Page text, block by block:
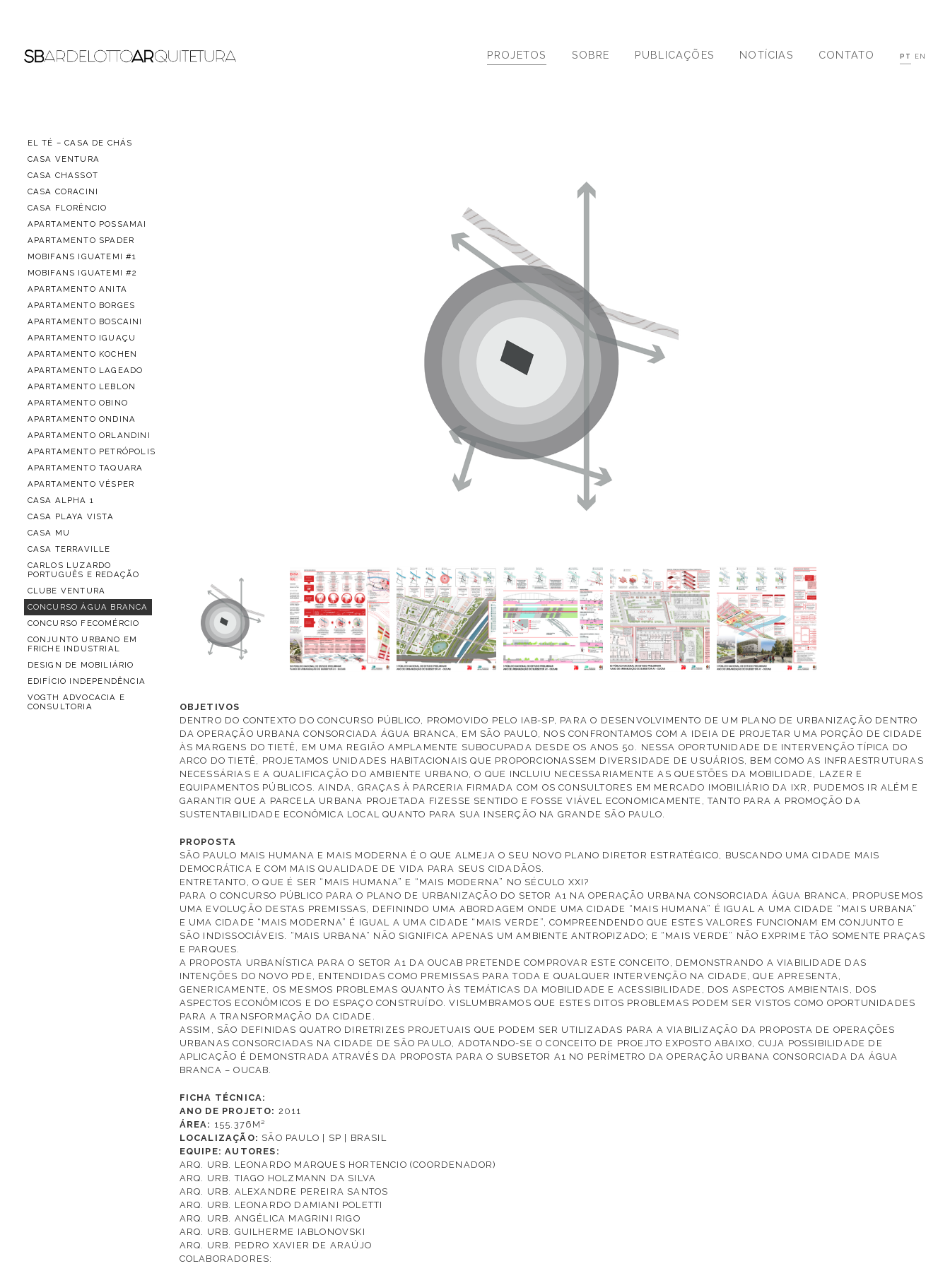
PROJETOS SOBRE PUBLICAÇÕES NOTÍCIAS CONTATO PT EN
EL TÉ – CASA DE CHÁS
CASA VENTURA
CASA CHASSOT
CASA CORACINI
CASA FLORÊNCIO
APARTAMENTO POSSAMAI
APARTAMENTO SPADER
MOBIFANS IGUATEMI #1
MOBIFANS IGUATEMI #2
APARTAMENTO ANITA
APARTAMENTO BORGES
APARTAMENTO BOSCAINI
APARTAMENTO IGUAÇU
APARTAMENTO KOCHEN
APARTAMENTO LAGEADO
APARTAMENTO LEBLON
APARTAMENTO OBINO
APARTAMENTO ONDINA
APARTAMENTO ORLANDINI
APARTAMENTO PETRÓPOLIS
APARTAMENTO TAQUARA
APARTAMENTO VÉSPER
CASA ALPHA 1
CASA PLAYA VISTA
CASA MU
CASA TERRAVILLE
CARLOS LUZARDO
PORTUGUÊS E REDAÇÃO
CLUBE VENTURA
CONCURSO ÁGUA BRANCA
CONCURSO FECOMÉRCIO
CONJUNTO URBANO EM
FRICHE INDUSTRIAL
DESIGN DE MOBILIÁRIO
EDIFÍCIO INDEPENDÊNCIA
VOGTH ADVOCACIA E
CONSULTORIA
OBJETIVOS
DENTRO DO CONTEXTO DO CONCURSO PÚBLICO, PROMOVIDO PELO IAB-SP, PARA O DESENVOLVIMENTO DE UM PLANO DE URBANIZAÇÃO DENTRO
DA OPERAÇÃO URBANA CONSORCIADA ÁGUA BRANCA, EM SÃO PAULO, NOS CONFRONTAMOS COM A IDEIA DE PROJETAR UMA PORÇÃO DE CIDADE
ÀS MARGENS DO TIETÊ, EM UMA REGIÃO AMPLAMENTE SUBOCUPADA DESDE OS ANOS 50. NESSA OPORTUNIDADE DE INTERVENÇÃO TÍPICA DO
ARCO DO TIETÊ, PROJETAMOS UNIDADES HABITACIONAIS QUE PROPORCIONASSEM DIVERSIDADE DE USUÁRIOS, BEM COMO AS INFRAESTRUTURAS
NECESSÁRIAS E A QUALIFICAÇÃO DO AMBIENTE URBANO, O QUE INCLUIU NECESSARIAMENTE AS QUESTÕES DA MOBILIDADE, LAZER E
EQUIPAMENTOS PÚBLICOS. AINDA, GRAÇAS À PARCERIA FIRMADA COM OS CONSULTORES EM MERCADO IMOBILIÁRIO DA IXR, PUDEMOS IR ALÉM E
GARANTIR QUE A PARCELA URBANA PROJETADA FIZESSE SENTIDO E FOSSE VIÁVEL ECONOMICAMENTE, TANTO PARA A PROMOÇÃO DA
SUSTENTABILIDADE ECONÔMICA LOCAL QUANTO PARA SUA INSERÇÃO NA GRANDE SÃO PAULO.
PROPOSTA
SÃO PAULO MAIS HUMANA E MAIS MODERNA É O QUE ALMEJA O SEU NOVO PLANO DIRETOR ESTRATÉGICO, BUSCANDO UMA CIDADE MAIS
DEMOCRÁTICA E COM MAIS QUALIDADE DE VIDA PARA SEUS CIDADÃOS.
ENTRETANTO, O QUE É SER “MAIS HUMANA” E “MAIS MODERNA” NO SÉCULO XXI?
PARA O CONCURSO PÚBLICO PARA O PLANO DE URBANIZAÇÃO DO SETOR A1 NA OPERAÇÃO URBANA CONSORCIADA ÁGUA BRANCA, PROPUSEMOS
UMA EVOLUÇÃO DESTAS PREMISSAS, DEFININDO UMA ABORDAGEM ONDE UMA CIDADE “MAIS HUMANA” É IGUAL A UMA CIDADE “MAIS URBANA”
E UMA CIDADE “MAIS MODERNA” É IGUAL A UMA CIDADE “MAIS VERDE”, COMPREENDENDO QUE ESTES VALORES FUNCIONAM EM CONJUNTO E
SÃO INDISSOCIÁVEIS. “MAIS URBANA” NÃO SIGNIFICA APENAS UM AMBIENTE ANTROPIZADO; E “MAIS VERDE” NÃO EXPRIME TÃO SOMENTE PRAÇAS
E PARQUES.
A PROPOSTA URBANÍSTICA PARA O SETOR A1 DA OUCAB PRETENDE COMPROVAR ESTE CONCEITO, DEMONSTRANDO A VIABILIDADE DAS
INTENÇÕES DO NOVO PDE, ENTENDIDAS COMO PREMISSAS PARA TODA E QUALQUER INTERVENÇÃO NA CIDADE, QUE APRESENTA,
GENERICAMENTE, OS MESMOS PROBLEMAS QUANTO ÀS TEMÁTICAS DA MOBILIDADE E ACESSIBILIDADE, DOS ASPECTOS AMBIENTAIS, DOS
ASPECTOS ECONÔMICOS E DO ESPAÇO CONSTRUÍDO. VISLUMBRAMOS QUE ESTES DITOS PROBLEMAS PODEM SER VISTOS COMO OPORTUNIDADES
PARA A TRANSFORMAÇÃO DA CIDADE.
ASSIM, SÃO DEFINIDAS QUATRO DIRETRIZES PROJETUAIS QUE PODEM SER UTILIZADAS PARA A VIABILIZAÇÃO DA PROPOSTA DE OPERAÇÕES
URBANAS CONSORCIADAS NA CIDADE DE SÃO PAULO, ADOTANDO-SE O CONCEITO DE PROEJTO EXPOSTO ABAIXO, CUJA POSSIBILIDADE DE
APLICAÇÃO É DEMONSTRADA ATRAVÉS DA PROPOSTA PARA O SUBSETOR A1 NO PERÍMETRO DA OPERAÇÃO URBANA CONSORCIADA DA ÁGUA
BRANCA – OUCAB.
FICHA TÉCNICA:
ANO DE PROJETO: 2011
ÁREA: 155.376M²
LOCALIZAÇÃO: SÃO PAULO | SP | BRASIL
EQUIPE: AUTORES:
ARQ. URB. LEONARDO MARQUES HORTENCIO (COORDENADOR)
ARQ. URB. TIAGO HOLZMANN DA SILVA
ARQ. URB. ALEXANDRE PEREIRA SANTOS
ARQ. URB. LEONARDO DAMIANI POLETTI
ARQ. URB. ANGÉLICA MAGRINI RIGO
ARQ. URB. GUILHERME IABLONOVSKI
ARQ. URB. PEDRO XAVIER DE ARAÚJO
COLABORADORES: